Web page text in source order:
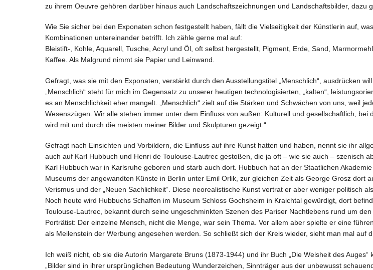
zu ihrem Oeuvre gehören darüber hinaus auch Landschaftszeichnungen und Landschaftsbilder, dazu
Wie Sie sicher bei den Exponaten schon festgestellt haben, fällt die Vielseitigkeit der Künstlerin auf,
Kombinationen untereinander betrifft. Ich zähle gerne mal auf:
Bleistift-, Kohle, Aquarell, Tusche, Acryl und Öl, oft selbst hergestellt, Pigment, Erde, Sand,
Kaffee. Als Malgrund nimmt sie Papier und Leinwand.
Gefragt, was sie mit den Exponaten, verstärkt durch den Ausstellungstitel „Menschlich“, ausdrücken
„Menschlich“ steht für mich im Gegensatz zu unserer heutigen technologisierten, „kalten“,
es an Menschlichkeit eher mangelt. „Menschlich“ zielt auf die Stärken und Schwächen von uns, weil
Wesenszügen. Wir alle stehen immer unter dem Einfluss von außen: Kulturell und gesellschaftlich,
wird mit und durch die meisten meiner Bilder und Skulpturen gezeigt.“
Gefragt nach Einsichten und Vorbildern, die Einfluss auf ihre Kunst hatten und haben, nennt sie ihr
auch auf Karl Hubbuch und Henri de Toulouse-Lautrec gestoßen, die ja oft – wie sie auch – szenisch
Karl Hubbuch war in Karlsruhe geboren und starb auch dort. Hubbuch hat an der Staatlichen
Museums der angewandten Künste in Berlin unter Emil Orlik, zur gleichen Zeit als George Grosz dort
Verismus und der „Neuen Sachlichkeit“. Diese neorealistische Kunst vertrat er aber weniger politisch
Noch heute wird Hubbuchs Schaffen im Museum Schloss Gochsheim in Kraichtal gewürdigt, dort
Toulouse-Lautrec, bekannt durch seine ungeschminkten Szenen des Pariser Nachtlebens rund um
Porträtist: Der einzelne Mensch, nicht die Menge, war sein Thema. Vor allem aber spielte er eine
als Meilenstein der Werbung angesehen werden. So schließt sich der Kreis wieder, sieht man mal auf
Ich weiß nicht, ob sie die Autorin Margarete Bruns (1873-1944) und ihr Buch „Die Weisheit des
„Bilder sind in ihrer ursprünglichen Bedeutung Wunderzeichen, Sinnträger aus der unbewusst